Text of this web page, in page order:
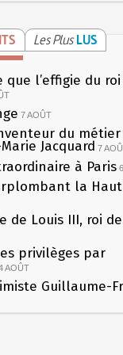
Les Plus LUS
que l’effigie du
7 AOÛT
du
Jacquard 7
à Paris
la
de Louis III, roi
privilèges par
AOÛT
Guillaume-
: réouverture